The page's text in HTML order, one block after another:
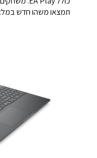
תמצאו משהו חדש